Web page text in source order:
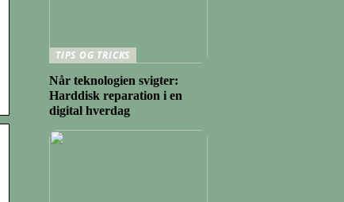
TIPS OG TRICKS
Når teknologien svigter:
Harddisk reparation i en
digital hverdag